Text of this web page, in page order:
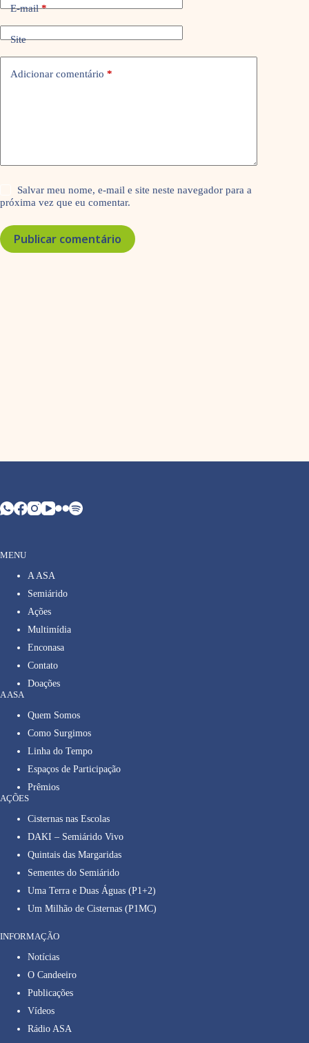
E-mail*
Site
Adicionar comentário *
Salvar meu nome, e-mail e site neste navegador para a
próxima vez que eu comentar.
Publicar comentário
MENU
A ASA
Semiárido
Ações
Multimídia
Enconasa
Contato
Doações
A ASA
Quem Somos
Como Surgimos
Linha do Tempo
Espaços de Participação
Prêmios
AÇÕES
Cisternas nas Escolas
DAKI – Semiárido Vivo
Quintais das Margaridas
Sementes do Semiárido
Uma Terra e Duas Águas (P1+2)
Um Milhão de Cisternas (P1MC)
INFORMAÇÃO
Notícias
O Candeeiro
Publicações
Vídeos
Rádio ASA